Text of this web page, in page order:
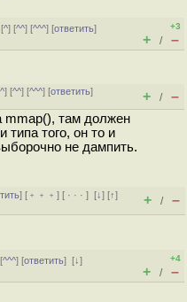
^] [^^] [^^^] [ответить]
+3
+ / –
^] [^^] [^^^] [ответить]
+ / –
mmap(), там должен
того, он то и
не дампить.
] [ ﹢﹢﹢] [ · · ·][↓] [↑]
+ / –
^^^] [ответить][↓]
+4
+ / –